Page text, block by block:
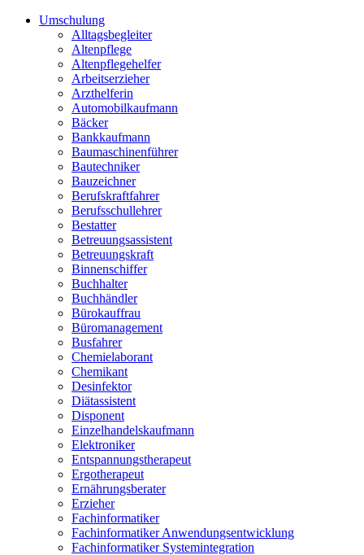
Umschulung
Alltagsbegleiter
Altenpflege
Altenpflegehelfer
Arbeitserzieher
Arzthelferin
Automobilkaufmann
Bäcker
Bankkaufmann
Baumaschinenführer
Bautechniker
Bauzeichner
Berufskraftfahrer
Berufsschullehrer
Bestatter
Betreuungsassistent
Betreuungskraft
Binnenschiffer
Buchhalter
Buchhändler
Bürokauffrau
Büromanagement
Busfahrer
Chemielaborant
Chemikant
Desinfektor
Diätassistent
Disponent
Einzelhandelskaufmann
Elektroniker
Entspannungstherapeut
Ergotherapeut
Ernährungsberater
Erzieher
Fachinformatiker
Fachinformatiker Anwendungsentwicklung
Fachinformatiker Systemintegration